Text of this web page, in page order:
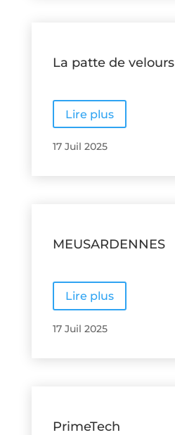
La patte de velours
Lire plus
17 Juil 2025
MEUSARDENNES
Lire plus
17 Juil 2025
PrimeTech